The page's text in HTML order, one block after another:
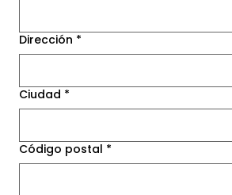
Dirección *
Ciudad *
Código postal *